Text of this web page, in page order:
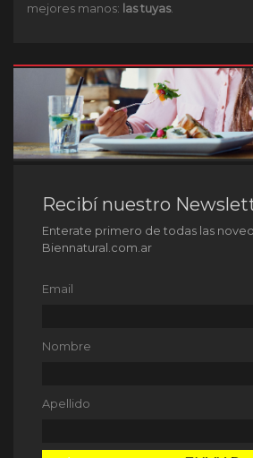
mejores manos: las tuyas.
Recibí nuestro
Enterate primero de todas las
Biennatural.com.ar
Email
Nombre
Apellido